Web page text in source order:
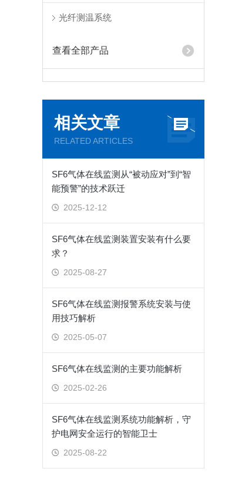
光纤测温系统
查看全部产品
相关文章
RELATED ARTICLES
SF6气体在线监测从“被动应对”到“智
能预警”的技术跃迁
2025-12-12
SF6气体在线监测装置安装有什么要
求？
2025-08-27
SF6气体在线监测报警系统安装与使
用技巧解析
2025-05-07
SF6气体在线监测的主要功能解析
2025-02-26
SF6气体在线监测系统功能解析，守
护电网安全运行的智能卫士
2025-08-22